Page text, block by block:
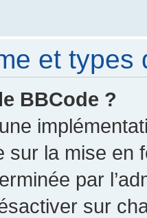
et types
BBCode ?
sur la mise en
par
sur